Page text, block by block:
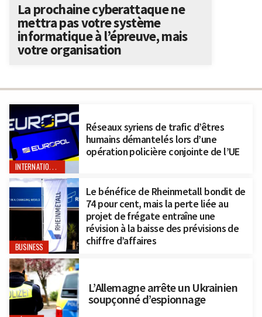
INTERNATIONAL
Réseaux syriens de trafic d’êtres
humains démantelés lors d’une
opération policière conjointe de l’UE
BUSINESS
Le bénéfice de Rheinmetall bondit de
74 pour cent, mais la perte liée au
projet de frégate entraîne une
révision à la baisse des prévisions de
chiffre d’affaires
L’Allemagne arrête un Ukrainien
soupçonné d’espionnage
La prochaine cyberattaque ne
mettra pas votre système
informatique à l’épreuve, mais
votre organisation